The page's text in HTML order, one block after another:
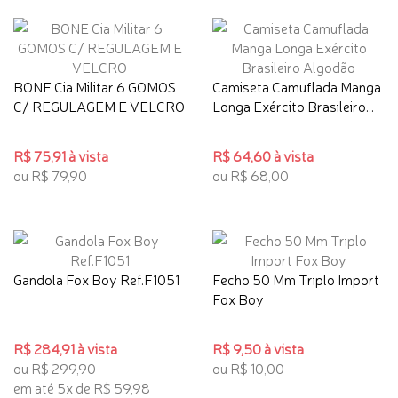
BONE Cia Militar 6 GOMOS
C/ REGULAGEM E VELCRO
R$ 75,91 à vista
ou R$ 79,90
Camiseta Camuflada Manga
Longa Exército Brasileiro...
R$ 64,60 à vista
ou R$ 68,00
Gandola Fox Boy Ref.F1051
R$ 284,91 à vista
ou R$ 299,90
em até 5x de R$ 59,98
Fecho 50 Mm Triplo Import
Fox Boy
R$ 9,50 à vista
ou R$ 10,00